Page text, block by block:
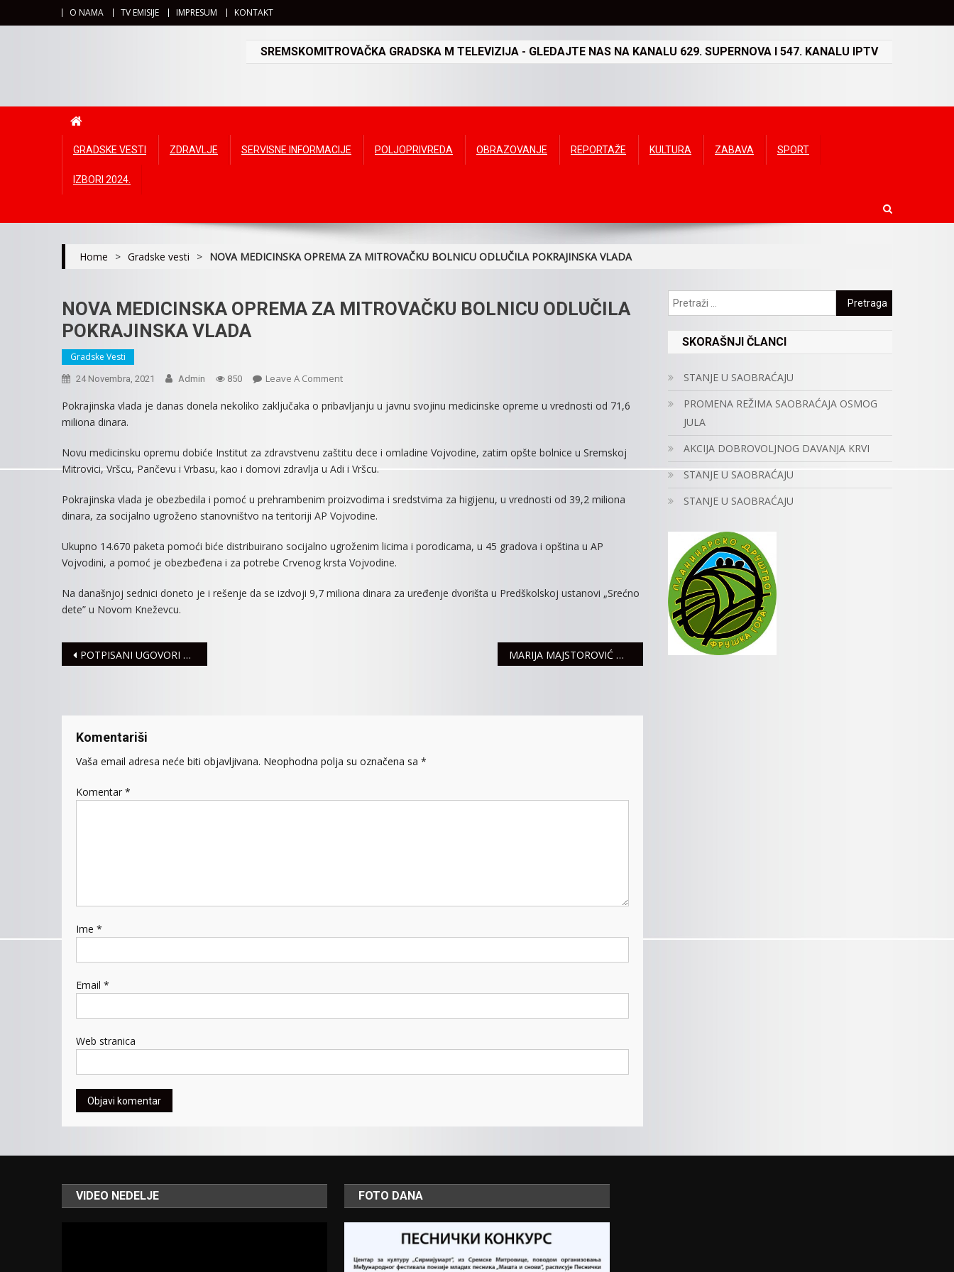
O NAMA TV EMISIJE IMPRESUM KONTAKT
SREMSKOMITROVAČKA GRADSKA M TELEVIZIJA - GLEDAJTE NAS NA KANALU 629. SUPERNOVA I 547. KANALU IPTV
GRADSKE VESTI ZDRAVLJE SERVISNE INFORMACIJE POLJOPRIVREDA OBRAZOVANJE REPORTAŽE KULTURA ZABAVA SPORT
IZBORI 2024.
Home > Gradske vesti > NOVA MEDICINSKA OPREMA ZA MITROVAČKU BOLNICU ODLUČILA POKRAJINSKA VLADA
NOVA MEDICINSKA OPREMA ZA MITROVAČKU BOLNICU ODLUČILA
POKRAJINSKA VLADA
Gradske Vesti
24 Novembra, 2021 Admin 850 Leave A CommentOn
MEDICINSKA
MITROVAČKU
BOLNICU
POKRAJINSKA
VLADA
Pokrajinska vlada je danas donela nekoliko zaključaka o pribavljanju u javnu svojinu medicinske opreme u vrednosti od 71,6
miliona dinara.
Novu medicinsku opremu dobiće Institut za zdravstvenu zaštitu dece i omladine Vojvodine, zatim opšte bolnice u Sremskoj
Mitrovici, Vršcu, Pančevu i Vrbasu, kao i domovi zdravlja u Adi i Vršcu.
Pokrajinska vlada je obezbedila i pomoć u prehrambenim proizvodima i sredstvima za higijenu, u vrednosti od 39,2 miliona
dinara, za socijalno ugroženo stanovništvo na teritoriji AP Vojvodine.
Ukupno 14.670 paketa pomoći biće distribuirano socijalno ugroženim licima i porodicama, u 45 gradova i opština u AP
Vojvodini, a pomoć je obezbeđena i za potrebe Crvenog krsta Vojvodine.
Na današnjoj sednici doneto je i rešenje da se izdvoji 9,7 miliona dinara za uređenje dvorišta u Predškolskoj ustanovi „Srećno
dete” u Novom Kneževcu.
Navigacija
POTPISANI UGOVORI ZA ENERGETSKU SANACIJU KUĆA I STANOVA SA 87 KORISNIKA MARIJA MAJSTOROVIĆ NOVA MALA GRADONAČELNICA SREMSKE MITROVICE
Komentariši
Vaša email adresa neće biti objavljivana. Neophodna polja su označena sa *
Komentar *
Ime *
Email *
Web stranica
Pretraga:
SKORAŠNJI ČLANCI
STANJE U SAOBRAĆAJU
PROMENA REŽIMA SAOBRAĆAJA OSMOG
JULA
AKCIJA DOBROVOLJNOG DAVANJA KRVI
STANJE U SAOBRAĆAJU
STANJE U SAOBRAĆAJU
VIDEO NEDELJE FOTO DANA